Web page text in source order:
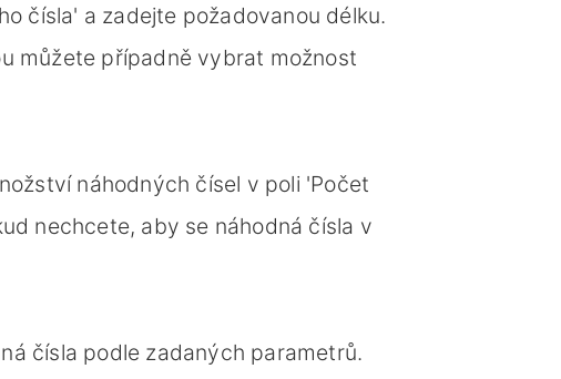
čísla' a zadejte požadovanou délku.
můžete případně vybrat možnost
náhodných čísel v poli 'Počet
nechcete, aby se náhodná čísla v
čísla podle zadaných parametrů.